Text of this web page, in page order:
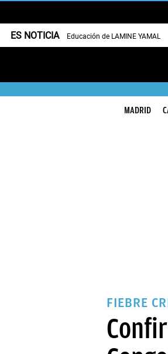
ES NOTICIA Educación de LAMINE YAMAL
MADRID
FIEBRE